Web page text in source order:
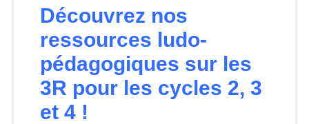
Découvrez nos
ressources ludo-
pédagogiques sur les
3R pour les cycles 2, 3
et 4 !